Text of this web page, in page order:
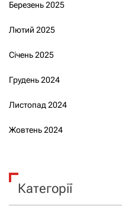
Березень 2025
Лютий 2025
Січень 2025
Грудень 2024
Листопад 2024
Жовтень 2024
Категорії